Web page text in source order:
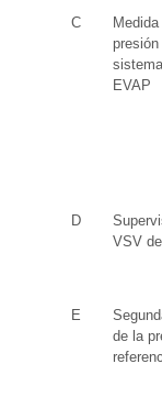
C
presión
EVAP
D
VSV
E
de la